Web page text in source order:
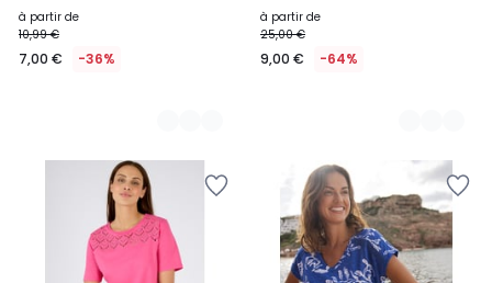
à partir de
10,99 €
7,00 € -36%
à partir de
25,00 €
9,00 € -64%